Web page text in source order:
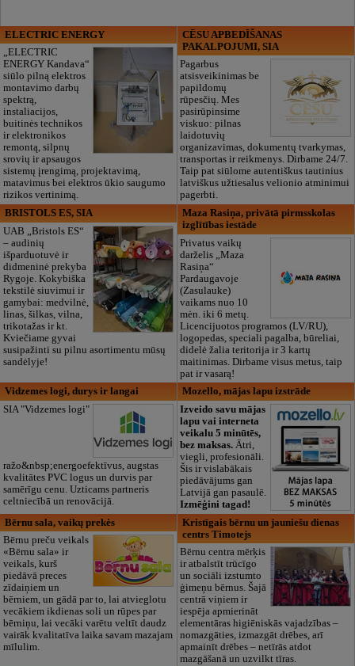
ELECTRIC ENERGY
„ELECTRIC
ENERGY Kandava“
siūlo pilną elektros
montavimo darbų
spektrą,
instaliacijos,
buitinės technikos
ir elektronikos
remontą, silpnų
srovių ir apsaugos
sistemų įrengimą, projektavimą,
matavimus bei elektros ūkio saugumo
rizikos vertinimą.
CĒSU APBEDĪŠANAS
PAKALPOJUMI, SIA
Pagarbus
atsisveikinimas be
papildomų
rūpesčių. Mes
pasirūpinsime
viskuo: pilnas
laidotuvių
organizavimas, dokumentų tvarkymas,
transportas ir reikmenys. Dirbame 24/7.
Taip pat siūlome autentiškus tautinius
latviškus užtiesalus velionio atminimui
pagerbti.
BRISTOLS ES, SIA
UAB „Bristols ES“
– audinių
išparduotuvė ir
didmeninė prekyba
Rygoje. Kokybiška
tekstilė siuvimui ir
gamybai: medvilnė,
linas, šilkas, vilna,
trikotažas ir kt.
Kviečiame gyvai
susipažinti su pilnu asortimentu mūsų
sandėlyje!
Maza Rasiņa, privātā pirmsskolas
izglītības iestāde
Privatus vaikų
darželis „Maza
Rasiņa“
Pardaugavoje
(Zasulauke)
vaikams nuo 10
mėn. iki 6 metų.
Licencijuotos programos (LV/RU),
logopedas, speciali pagalba, būreliai,
didelė žalia teritorija ir 3 kartų
maitinimas. Dirbame visus metus, taip
pat ir vasarą!
Vidzemes logi, durys ir langai
SIA "Vidzemes logi"
ražo&nbsp;energoefektīvus, augstas
kvalitātes PVC logus un durvis par
samērīgu cenu. Uzticams partneris
celtniecībā un renovācijā.
Mozello, mājas lapu izstrāde
Izveido savu mājas
lapu vai interneta
veikalu 5 minūtēs,
bez maksas. Ātri,
viegli, profesionāli.
Šis ir vislabākais
piedāvājums gan
Latvijā gan pasaulē.
Izmēģini tagad!
Bērnu sala, vaikų prekės
Bērnu preču veikals
«Bērnu sala» ir
veikals, kurš
piedāvā preces
zīdaiņiem un
bērniem, un gādā par to, lai atvieglotu
vecākiem ikdienas soli un rūpes par
bērniņu, lai vecāki varētu veltīt daudz
vairāk kvalitatīva laika savam mazajam
mīlulim.
Kristīgais bērnu un jauniešu dienas
centrs Timotejs
Bērnu centra mērķis
ir atbalstīt trūcīgo
un sociāli izstumto
ģimeņu bērnus. Šajā
centrā viņiem ir
iespēja apmierināt
elementāras higiēniskās vajadzības –
nomazgāties, izmazgāt drēbes, arī
apmainīt drēbes – netīrās atdot
mazgāšanā un uzvilkt tīras.